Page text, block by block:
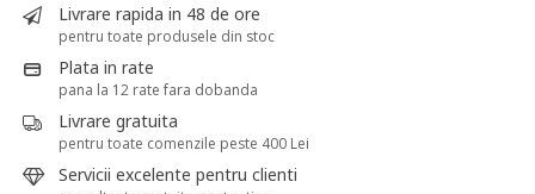
Livrare rapida in 48 de ore
pentru toate produsele din stoc
Plata in rate
pana la 12 rate fara dobanda
Livrare gratuita
pentru toate comenzile peste 400 Lei
Servicii excelente pentru clienti